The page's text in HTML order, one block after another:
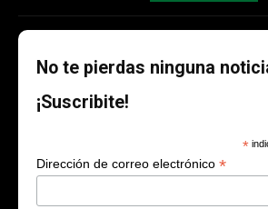
No te pierdas ninguna
¡Suscribite!
*
Dirección de correo electrónico *